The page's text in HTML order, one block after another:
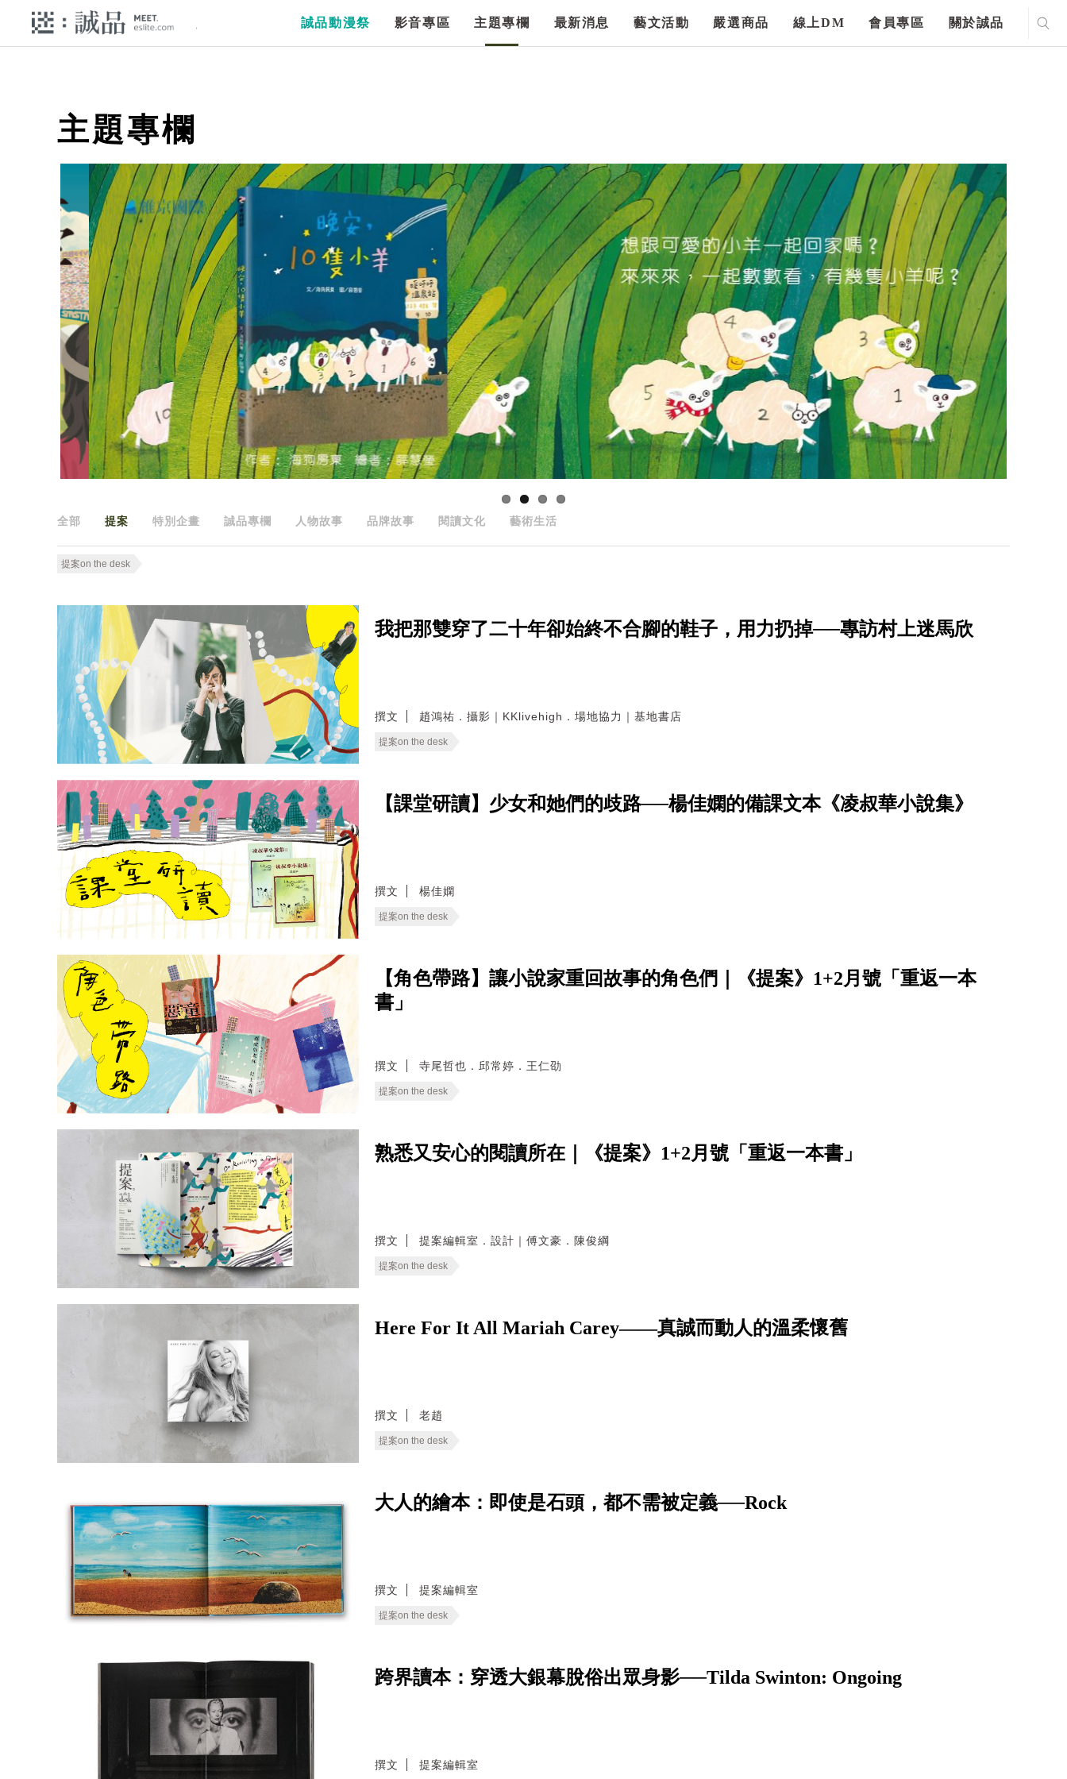
誠品動漫祭 影音專區 主題專欄 最新消息 藝文活動 嚴選商品 線上DM 會員專區 關於誠品
主題專欄
全部 提案 特別企畫 誠品專欄 人物故事 品牌故事 閱讀文化 藝術生活
提案on the desk
我把那雙穿了二十年卻始終不合腳的鞋子，用力扔掉──專訪村上迷馬欣
撰文 趙鴻祐．攝影｜KKlivehigh．場地協力｜基地書店
提案on the desk
【課堂研讀】少女和她們的歧路──楊佳嫻的備課文本《凌叔華小說集》
撰文 楊佳嫻
提案on the desk
【角色帶路】讓小說家重回故事的角色們｜《提案》1+2月號「重返一本
書」
撰文 寺尾哲也．邱常婷．王仁劭
提案on the desk
熟悉又安心的閱讀所在｜《提案》1+2月號「重返一本書」
撰文 提案編輯室．設計｜傅文豪．陳俊綱
提案on the desk
Here For It All Mariah Carey——真誠而動人的溫柔懷舊
撰文 老趙
提案on the desk
大人的繪本：即使是石頭，都不需被定義──Rock
撰文 提案編輯室
提案on the desk
跨界讀本：穿透大銀幕脫俗出眾身影──Tilda Swinton: Ongoing
撰文 提案編輯室